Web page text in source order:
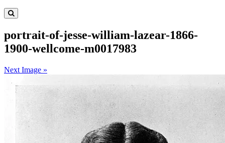
portrait-of-jesse-william-lazear-1866-
1900-wellcome-m0017983
Next Image »